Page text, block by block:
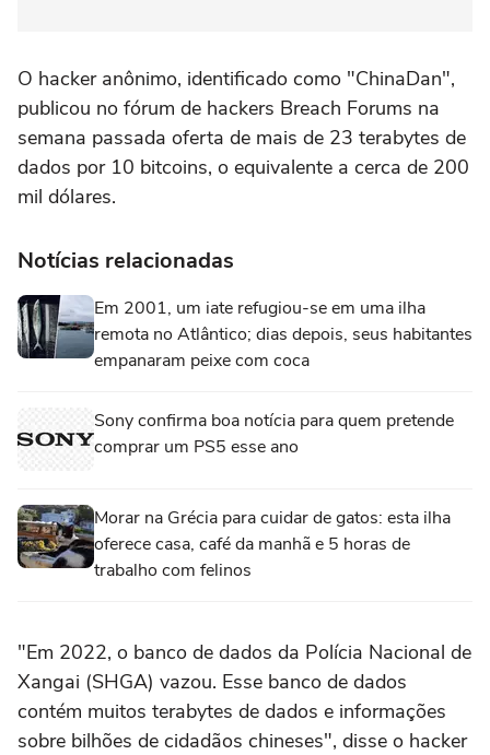
O hacker anônimo, identificado como "ChinaDan",
publicou no fórum de hackers Breach Forums na
semana passada oferta de mais de 23 terabytes de
dados por 10 bitcoins, o equivalente a cerca de 200
mil dólares.
Notícias relacionadas
Em 2001, um iate refugiou-se em uma ilha
remota no Atlântico; dias depois, seus habitantes
empanaram peixe com coca
Sony confirma boa notícia para quem pretende
comprar um PS5 esse ano
Morar na Grécia para cuidar de gatos: esta ilha
oferece casa, café da manhã e 5 horas de
trabalho com felinos
"Em 2022, o banco de dados da Polícia Nacional de
Xangai (SHGA) vazou. Esse banco de dados
contém muitos terabytes de dados e informações
sobre bilhões de cidadãos chineses", disse o hacker